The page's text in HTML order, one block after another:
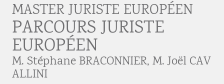
MASTER JURISTE EUROPÉEN
PARCOURS JURISTE
EUROPÉEN
M. Stéphane BRACONNIER, M. Joël CAV
ALLINI